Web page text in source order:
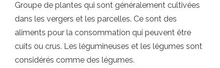
Groupe de plantes qui sont généralement cultivées
dans les vergers et les parcelles. Ce sont des
aliments pour la consommation qui peuvent être
cuits ou crus. Les légumineuses et les légumes sont
considérés comme des légumes.